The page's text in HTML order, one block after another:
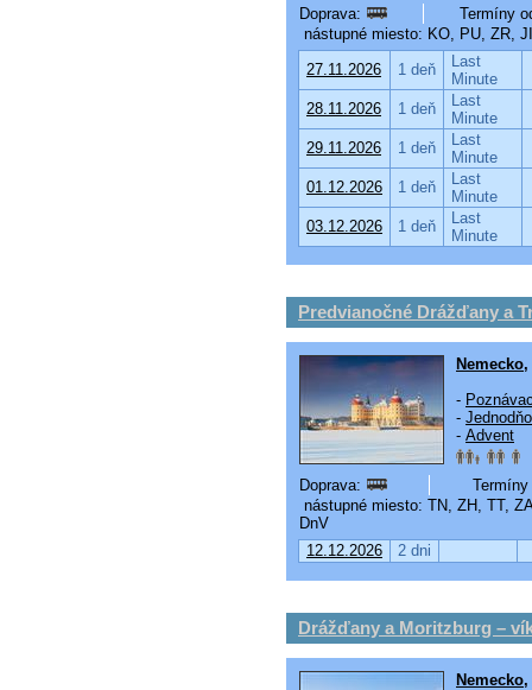
Doprava:
Termíny
nástupné miesto: KO, PU, ZR,
27.11.2026
1 deň
Last
Minute
28.11.2026
1 deň
Last
Minute
29.11.2026
1 deň
Last
Minute
01.12.2026
1 deň
Last
Minute
03.12.2026
1 deň
Last
Minute
Predvianočné Drážďany a
Nemecko,
-
-
- Advent
Doprava:
nástupné miesto: TN, ZH, TT,
DnV
12.12.2026
2 dni
Drážďany a Moritzburg –
Nemecko,